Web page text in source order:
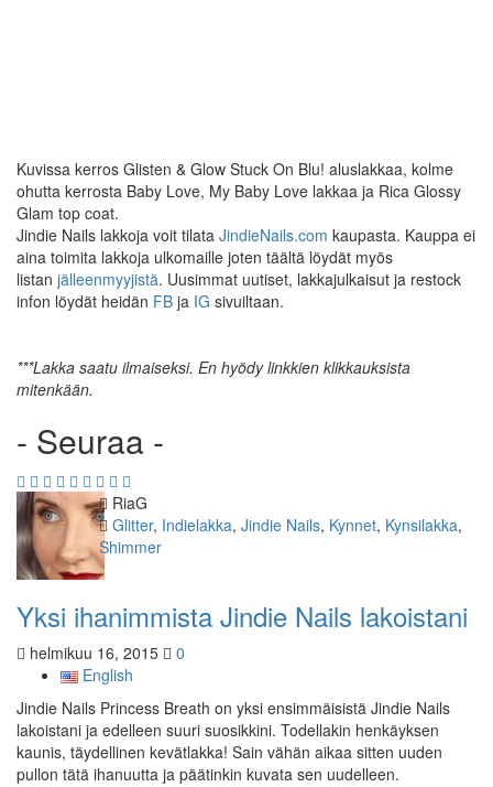
Kuvissa kerros Glisten & Glow Stuck On Blu! aluslakkaa, kolme
ohutta kerrosta Baby Love, My Baby Love lakkaa ja Rica Glossy
Glam top coat.
Jindie Nails lakkoja voit tilata JindieNails.com kaupasta. Kauppa ei
aina toimita lakkoja ulkomaille joten täältä löydät myös
listan jälleenmyyjistä. Uusimmat uutiset, lakkajulkaisut ja restock
infon löydät heidän FB ja IG sivuiltaan.
***Lakka saatu ilmaiseksi. En hyödy linkkien klikkauksista
mitenkään.
- Seuraa -
Kirjoittaja
RiaG
Kategoriat
Glitter, Indielakka, Jindie Nails, Kynnet, Kynsilakka,
Shimmer
Yksi ihanimmista Jindie Nails lakoistani
helmikuu 16, 2015
0
English
Jindie Nails Princess Breath on yksi ensimmäisistä Jindie Nails
lakoistani ja edelleen suuri suosikkini. Todellakin henkäyksen
kaunis, täydellinen kevätlakka! Sain vähän aikaa sitten uuden
pullon tätä ihanuutta ja päätinkin kuvata sen uudelleen.